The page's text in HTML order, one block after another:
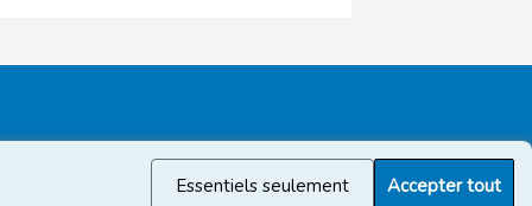
Essentiels seulement Accepter tout